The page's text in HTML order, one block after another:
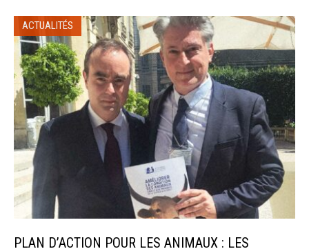
ACTUALITÉS
PLAN D’ACTION POUR LES ANIMAUX : LES